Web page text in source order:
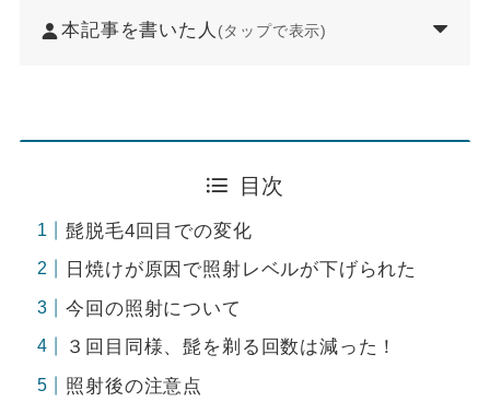
本記事を書いた人 (タップで表示)
目次
髭脱毛4回目での変化
日焼けが原因で照射レベルが下げられた
今回の照射について
３回目同様、髭を剃る回数は減った！
照射後の注意点